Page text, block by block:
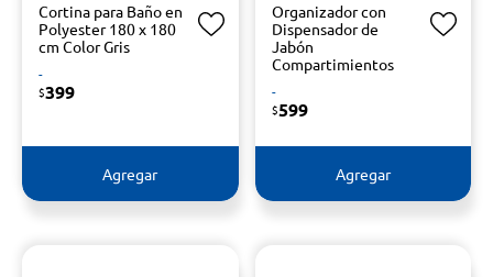
Cortina para Baño en
Polyester 180 x 180
cm Color Gris
-
$399
Agregar
Organizador con
Dispensador de
Jabón
Compartimientos
-
$599
Agregar